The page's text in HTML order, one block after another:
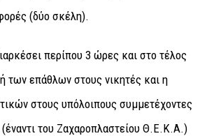
(δύο σκέλη).
περίπου 3 ώρες και στο τέλος
των επάθλων στους νικητές και η
στους υπόλοιπους συμμετέχοντες
του Ζαχαροπλαστείου Θ.Ε.Κ.Α.)